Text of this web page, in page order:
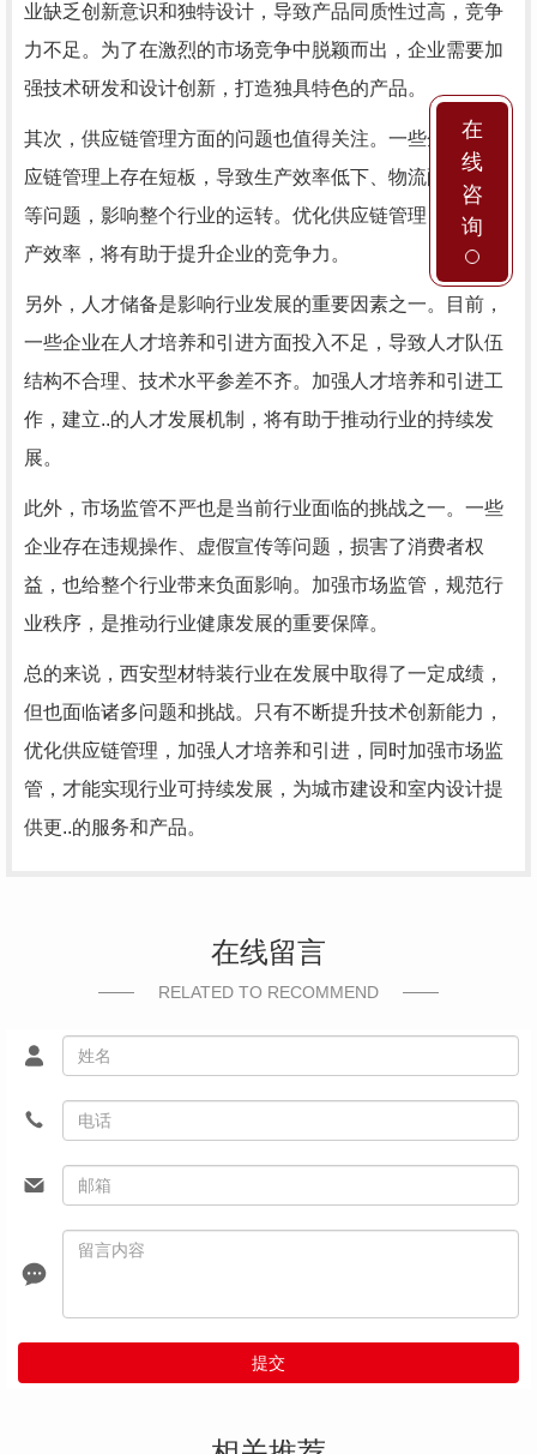
业缺乏创新意识和独特设计，导致产品同质性过高，竞争
力不足。为了在激烈的市场竞争中脱颖而出，企业需要加
强技术研发和设计创新，打造独具特色的产品。
其次，供应链管理方面的问题也值得关注。一些企业在供
应链管理上存在短板，导致生产效率低下、物流配送不畅
等问题，影响整个行业的运转。优化供应链管理，提高生
产效率，将有助于提升企业的竞争力。
另外，人才储备是影响行业发展的重要因素之一。目前，
一些企业在人才培养和引进方面投入不足，导致人才队伍
结构不合理、技术水平参差不齐。加强人才培养和引进工
作，建立..的人才发展机制，将有助于推动行业的持续发
展。
此外，市场监管不严也是当前行业面临的挑战之一。一些
企业存在违规操作、虚假宣传等问题，损害了消费者权
益，也给整个行业带来负面影响。加强市场监管，规范行
业秩序，是推动行业健康发展的重要保障。
总的来说，西安型材特装行业在发展中取得了一定成绩，
但也面临诸多问题和挑战。只有不断提升技术创新能力，
优化供应链管理，加强人才培养和引进，同时加强市场监
管，才能实现行业可持续发展，为城市建设和室内设计提
供更..的服务和产品。
在线留言
RELATED TO RECOMMEND
提交
在
线
咨
询